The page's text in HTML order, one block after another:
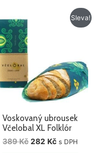
Sleva!
Voskovaný ubrousek
Včelobal XL Folklór
389Kč 282 Kč
Aktuální
cena
s DPH